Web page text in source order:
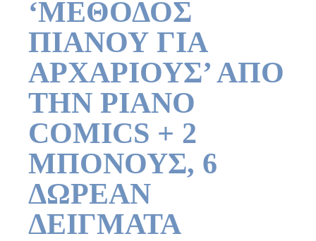
‘ΜΕΘΟΔΟΣ
ΠΙΑΝΟΥ ΓΙΑ
ΑΡΧΑΡΙΟΥΣ’ ΑΠΟ
ΤΗΝ PIANO
COMICS + 2
ΜΠΟΝΟΥΣ, 6
ΔΩΡΕΑΝ
ΔΕΙΓΜΑΤΑ